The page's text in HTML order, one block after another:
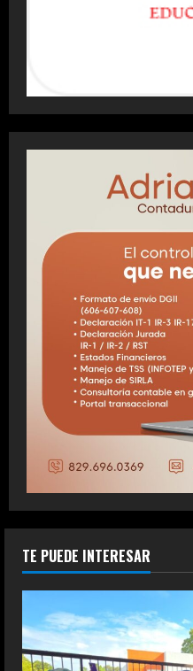
TE PUEDE INTERESAR